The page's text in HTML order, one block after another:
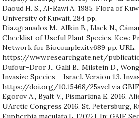
Daoud H. S., Al-Rawi A. 1985. Flora of
University of Kuwait. 284 pp.
Diazgranados M., Allkin B., Black N.,
Checklist of Useful Plant Species. Kew:
Network for Biocomplexity.689 pp. URL:
https://www.researchgate.net/
Dufour-Dror J., Galil B., Milstein D.,
Invasive Species – Israel. Version 1.3.
https://doi.org/10.15468/25svcl via
Egorov A., Byalt V., Pismarkina E. 2016.
UArctic Congress 2016. St. Petersburg,
Euphorbia maculata L. [2022]. In: GBIF